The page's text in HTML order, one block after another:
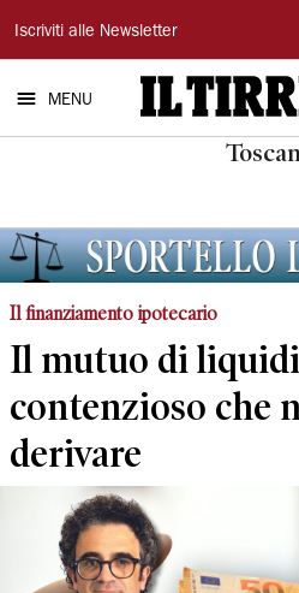
Il
Tirreno
Iscriviti alle Newsletter
MENU
Il finanziamento ipotecario
Il mutuo di
contenzioso che
derivare